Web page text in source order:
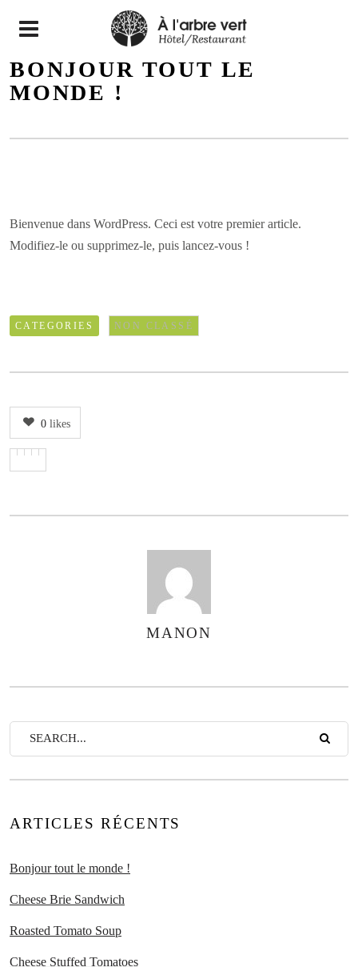
BONJOUR TOUT LE
MONDE !
Bienvenue dans WordPress. Ceci est votre premier article.
Modifiez-le ou supprimez-le, puis lancez-vous !
CATEGORIES NON CLASSÉ
0 likes
MANON
ARTICLES RÉCENTS
Bonjour tout le monde !
Cheese Brie Sandwich
Roasted Tomato Soup
Cheese Stuffed Tomatoes